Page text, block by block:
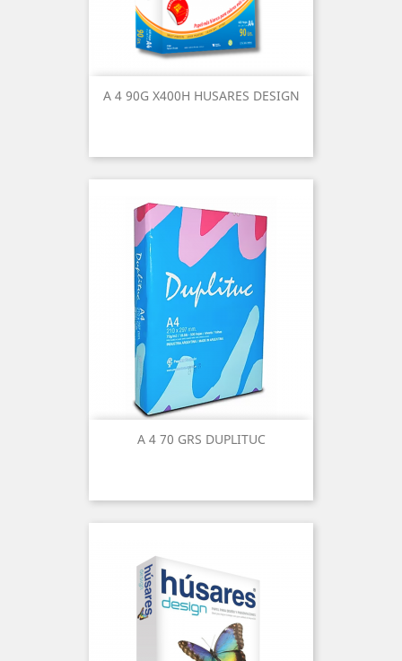
A 4 90G X400H HUSARES DESIGN
A 4 70 GRS DUPLITUC